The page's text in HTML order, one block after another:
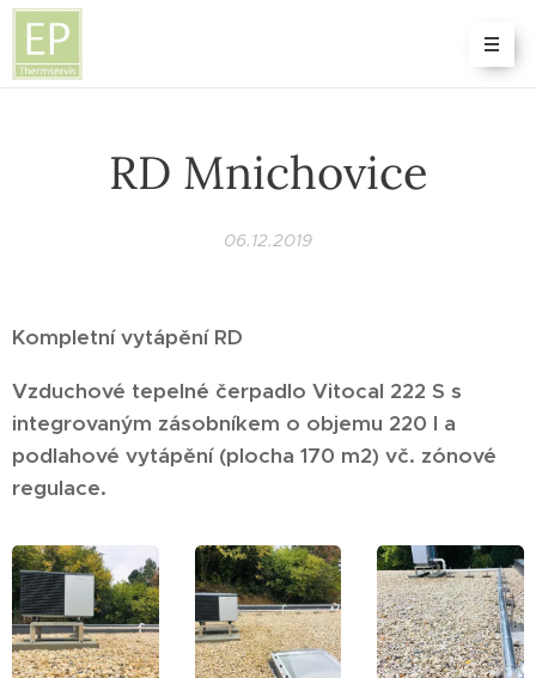
RD Mnichovice
06.12.2019
Kompletní vytápění RD
Vzduchové tepelné čerpadlo Vitocal 222 S s
integrovaným zásobníkem o objemu 220 l a
podlahové vytápění (plocha 170 m2) vč. zónové
regulace.